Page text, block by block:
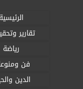
الرئيسية
تقارير
رياضة
فن
الدين